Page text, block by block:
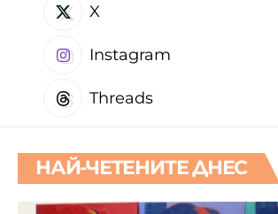
X
Instagram
Threads
НАЙ-ЧЕТЕНИТЕ ДНЕС